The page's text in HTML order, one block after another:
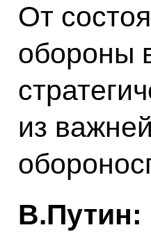
От
обороны
из
В.Путин: